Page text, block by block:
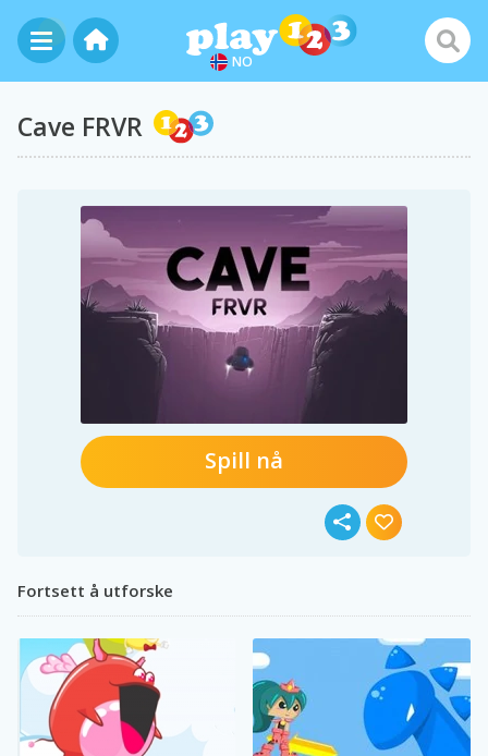
NO
Cave FRVR
Spill nå
Fortsett å utforske